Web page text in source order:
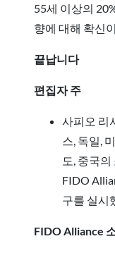
55세 이상의
향에 대해 확신
끝납니다
편집자 주
사피오 리
스, 독일,
도, 중국
FIDO
구를 실시
FIDO Alliance